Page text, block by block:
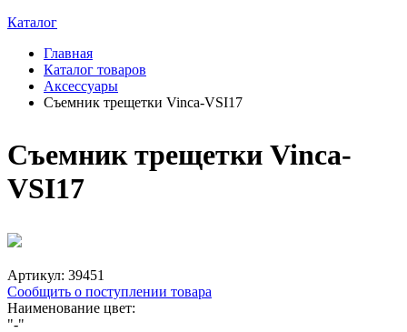
Каталог
Главная
Каталог товаров
Аксессуары
Съемник трещетки Vinca-VSI17
Съемник трещетки Vinca-
VSI17
Артикул: 39451
Сообщить о поступлении товара
Наименование цвет:
"-"